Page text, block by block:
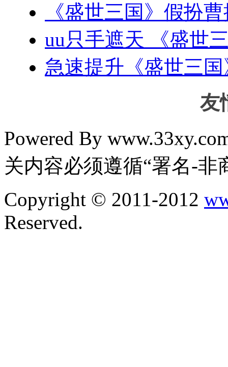
《盛世三国》假扮
uu只手遮天 《盛世
急速提升《盛世三
友
Powered By
关内容必须遵循“署名-非
Copyright © 2011-2012
Reserved.